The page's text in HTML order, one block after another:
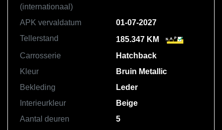
(internationaal)
APK vervaldatum
01-07-2027
Tellerstand
185.347 KM
Carrosserie
Hatchback
Kleur
Bruin Metallic
Bekleding
Leder
Interieurkleur
Beige
Aantal deuren
5